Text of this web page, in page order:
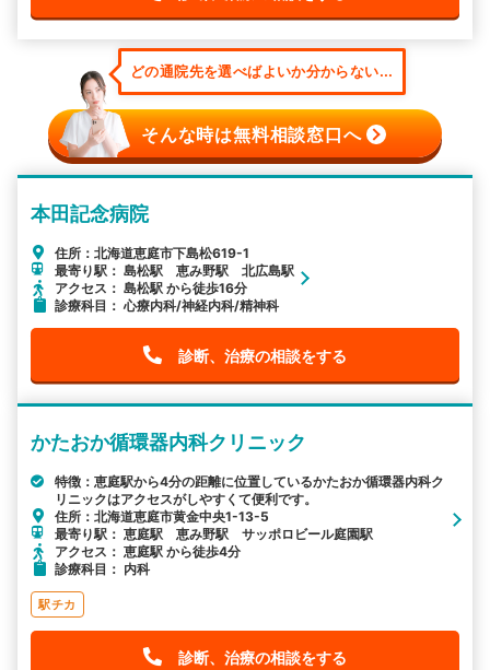
どの通院先を選べばよいか分からない...
そんな時は無料相談窓口へ
本田記念病院
住所：北海道恵庭市下島松619-1
最寄り駅： 島松駅 恵み野駅 北広島駅
アクセス： 島松駅 から徒歩16分
診療科目： 心療内科/神経内科/精神科
診断、治療の相談をする
かたおか循環器内科クリニック
特徴：恵庭駅から4分の距離に位置しているかたおか循環器内科ク
リニックはアクセスがしやすくて便利です。
住所：北海道恵庭市黄金中央1-13-5
最寄り駅： 恵庭駅 恵み野駅 サッポロビール庭園駅
アクセス： 恵庭駅 から徒歩4分
診療科目： 内科
駅チカ
診断、治療の相談をする